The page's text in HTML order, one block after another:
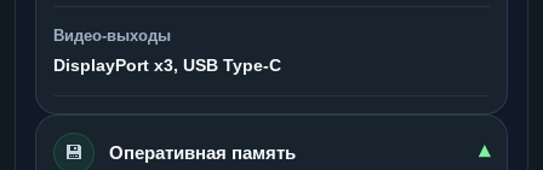
Видео-выходы
DisplayPort x3, USB Type-C
💾 Оперативная память ▾